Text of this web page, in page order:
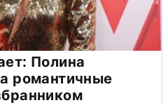
Полина
романтичные